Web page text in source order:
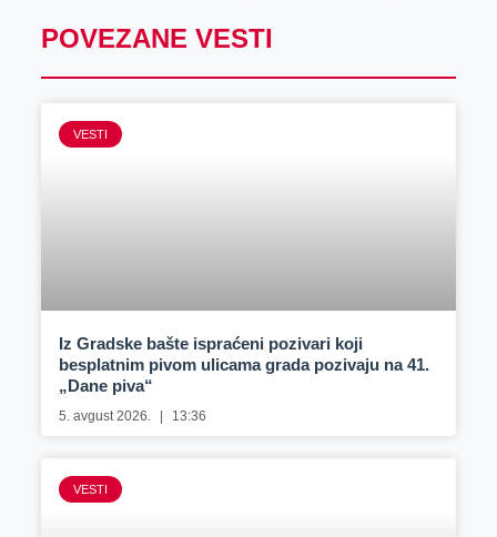
POVEZANE VESTI
VESTI
Iz Gradske bašte ispraćeni pozivari koji
besplatnim pivom ulicama grada pozivaju na 41.
„Dane piva“
5. avgust 2026. 13:36
VESTI